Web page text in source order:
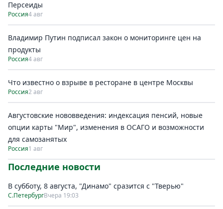
Персеиды
Россия4 авг
Владимир Путин подписал закон о мониторинге цен на
продукты
Россия4 авг
Что известно о взрыве в ресторане в центре Москвы
Россия2 авг
Августовские нововведения: индексация пенсий, новые
опции карты "Мир", изменения в ОСАГО и возможности
для самозанятых
Россия1 авг
Последние новости
В субботу, 8 августа, "Динамо" сразится с "Тверью"
С.ПетербургВчера 19:03